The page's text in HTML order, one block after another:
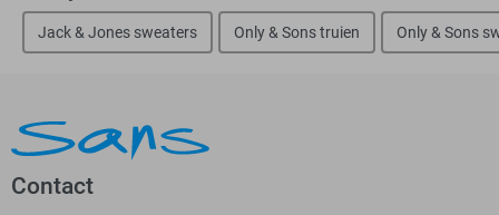
Jack & Jones sweaters Only & Sons truien Only & Sons
Contact